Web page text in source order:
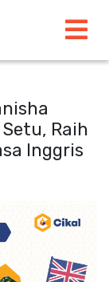
Raih
Inggris